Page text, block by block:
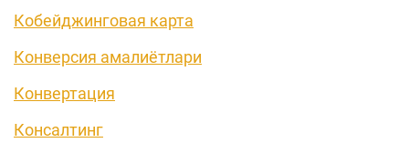
Кобейджинговая карта
Конверсия амалиётлари
Конвертация
Консалтинг